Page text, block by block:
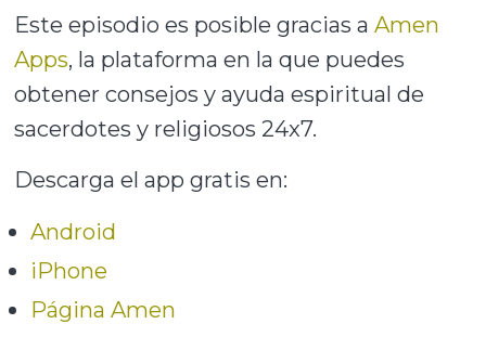
Este episodio es posible gracias aAmen
Apps, la plataforma en la que puedes
obtener consejos y ayuda espiritual de
sacerdotes y religiosos 24x7.
Descarga el app gratis en:
Android
iPhone
Página Amen